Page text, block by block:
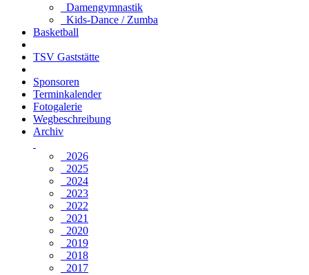
Damengymnastik
Kids-Dance / Zumba
Basketball
TSV Gaststätte
Sponsoren
Terminkalender
Fotogalerie
Wegbeschreibung
Archiv
2026
2025
2024
2023
2022
2021
2020
2019
2018
2017